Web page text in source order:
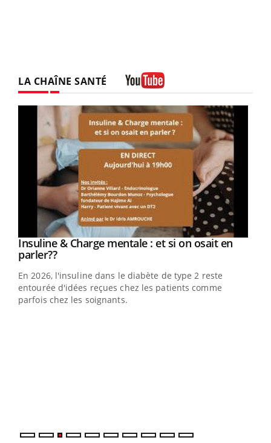
LA CHAÎNE SANTÉ
Youtube
Insuline & Charge mentale : et si on osait en
parler??Youtube
En 2026, l'insuline dans le diabète de type 2 reste
entourée d'idées reçues chez les patients comme
parfois chez les soignants.